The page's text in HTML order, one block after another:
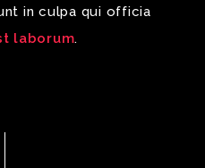
in culpa qui officia
laborum.